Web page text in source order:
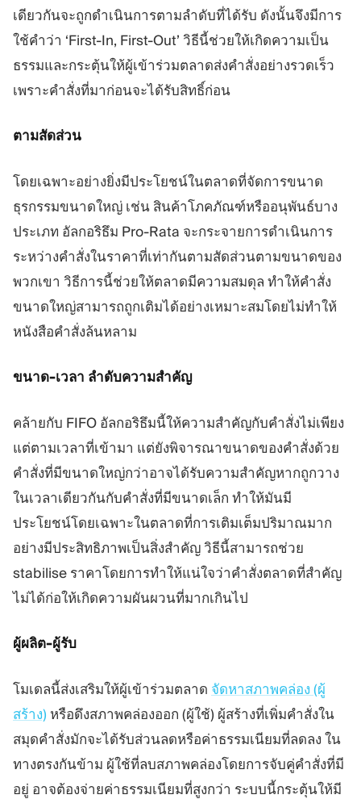
เดียวกันจะถูกดำเนินการตามลำดับที่ได้รับ ดังนั้นจึงมีการ
ใช้คำว่า ‘First-In, First-Out’ วิธีนี้ช่วยให้เกิดความเป็น
ธรรมและกระตุ้นให้ผู้เข้าร่วมตลาดส่งคำสั่งอย่างรวดเร็ว
เพราะคำสั่งที่มาก่อนจะได้รับสิทธิ์ก่อน
ตามสัดส่วน
โดยเฉพาะอย่างยิ่งมีประโยชน์ในตลาดที่จัดการขนาด
ธุรกรรมขนาดใหญ่ เช่น สินค้าโภคภัณฑ์หรืออนุพันธ์บาง
ประเภท อัลกอริธึม Pro-Rata จะกระจายการดำเนินการ
ระหว่างคำสั่งในราคาที่เท่ากันตามสัดส่วนตามขนาดของ
พวกเขา วิธีการนี้ช่วยให้ตลาดมีความสมดุล ทำให้คำสั่ง
ขนาดใหญ่สามารถถูกเติมได้อย่างเหมาะสมโดยไม่ทำให้
หนังสือคำสั่งล้นหลาม
ขนาด-เวลา ลำดับความสำคัญ
คล้ายกับ FIFO อัลกอริธึมนี้ให้ความสำคัญกับคำสั่งไม่เพียง
แต่ตามเวลาที่เข้ามา แต่ยังพิจารณาขนาดของคำสั่งด้วย
คำสั่งที่มีขนาดใหญ่กว่าอาจได้รับความสำคัญหากถูกวาง
ในเวลาเดียวกันกับคำสั่งที่มีขนาดเล็ก ทำให้มันมี
ประโยชน์โดยเฉพาะในตลาดที่การเติมเต็มปริมาณมาก
อย่างมีประสิทธิภาพเป็นสิ่งสำคัญ วิธีนี้สามารถช่วย
stabilise ราคาโดยการทำให้แน่ใจว่าคำสั่งตลาดที่สำคัญ
ไม่ได้ก่อให้เกิดความผันผวนที่มากเกินไป
ผู้ผลิต-ผู้รับ
โมเดลนี้ส่งเสริมให้ผู้เข้าร่วมตลาด จัดหาสภาพคล่อง (ผู้
สร้าง) หรือดึงสภาพคล่องออก (ผู้ใช้) ผู้สร้างที่เพิ่มคำสั่งใน
สมุดคำสั่งมักจะได้รับส่วนลดหรือค่าธรรมเนียมที่ลดลง ใน
ทางตรงกันข้าม ผู้ใช้ที่ลบสภาพคล่องโดยการจับคู่คำสั่งที่มี
อยู่ อาจต้องจ่ายค่าธรรมเนียมที่สูงกว่า ระบบนี้กระตุ้นให้มี